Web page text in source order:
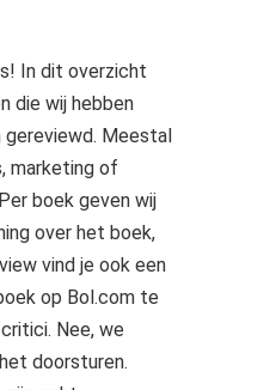
In dit overzicht
die wij hebben
gereviewd. Meestal
marketing of
boek geven wij
over het boek,
vind je ook een
op Bol.com te
Nee, we
doorsturen.